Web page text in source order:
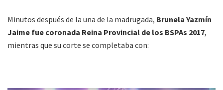
Minutos después de la una de la madrugada, Brunela Yazmín
Jaime fue coronada Reina Provincial de los BSPAs 2017,
mientras que su corte se completaba con: